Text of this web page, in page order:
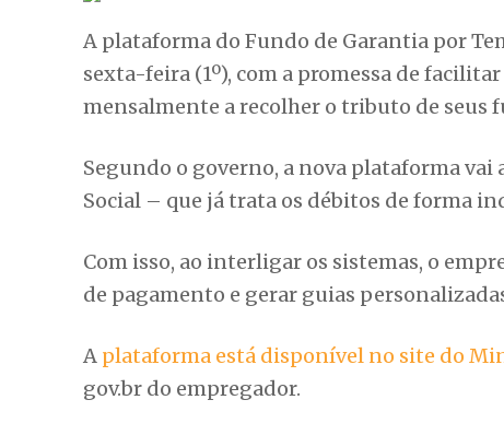
A plataforma do Fundo de Garantia por
sexta-feira (1º), com a promessa de
mensalmente a recolher o tributo de seus
Segundo o governo, a nova plataforma
Social – que já trata os débitos de forma
Com isso, ao interligar os sistemas, o
de pagamento e gerar guias
A plataforma está disponível no site do
gov.br do empregador.